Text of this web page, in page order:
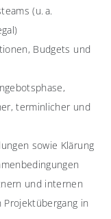
(u. a.
Budgets und
terminlicher und
sowie Klärung
und internen
in